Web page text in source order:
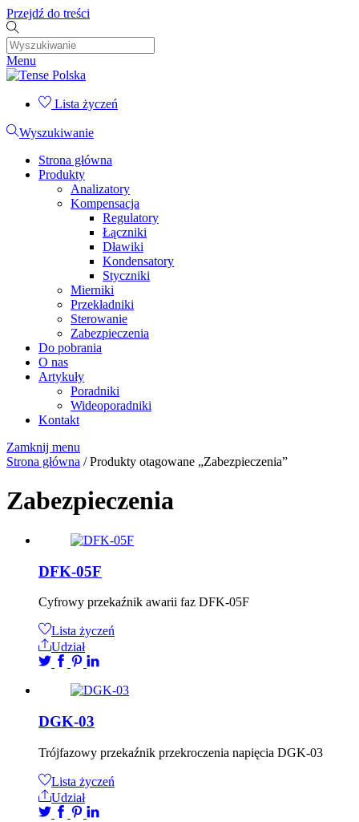
Przejdź do treści
Menu
Lista życzeń
Wyszukiwanie
Strona główna
Produkty
Analizatory
Kompensacja
Regulatory
Łączniki
Dławiki
Kondensatory
Styczniki
Mierniki
Przekładniki
Sterowanie
Zabezpieczenia
Do pobrania
O nas
Artykuły
Poradniki
Wideoporadniki
Kontakt
Zamknij menu
Strona główna / Produkty otagowane „Zabezpieczenia”
Zabezpieczenia
DFK-05F
Cyfrowy przekaźnik awarii faz DFK-05F
Lista życzeń
Udział
DGK-03
Trójfazowy przekaźnik przekroczenia napięcia DGK-03
Lista życzeń
Udział